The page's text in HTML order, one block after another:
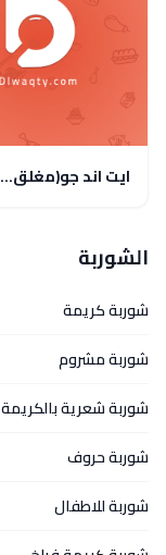
ايت اند جو(مغلق مؤقتا)
الشوربة
شوربة كريمة
شوربة مشروم
شوربة شعرية بالكريمة
شوربة حروف
شوربة للاطفال